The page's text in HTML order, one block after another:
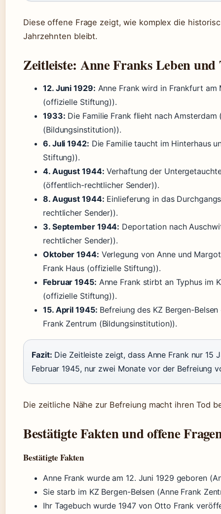
Diese offene Frage zeigt, wie komplex die
Jahrzehnten bleibt.
Zeitleiste: Anne Franks Leben und
12. Juni 1929: Anne Frank wird in Frankfurt am
(offizielle Stiftung)).
1933: Die Familie Frank flieht nach Amsterdam
(Bildungsinstitution)).
6. Juli 1942: Die Familie taucht im Hinterhaus
Stiftung)).
4. August 1944: Verhaftung der
(öffentlich-rechtlicher Sender)).
8. August 1944: Einlieferung in das
rechtlicher Sender)).
3. September 1944: Deportation nach
rechtlicher Sender)).
Oktober 1944: Verlegung von Anne und
Frank Haus (offizielle Stiftung)).
Februar 1945: Anne Frank stirbt an Typhus im
(offizielle Stiftung)).
15. April 1945: Befreiung des KZ Bergen-
Frank Zentrum (Bildungsinstitution)).
Fazit: Die Zeitleiste zeigt, dass Anne Frank nur 15
Februar 1945, nur zwei Monate vor der Befreiung
Die zeitliche Nähe zur Befreiung macht ihren Tod
Bestätigte Fakten und offene
Bestätigte Fakten
Anne Frank wurde am 12. Juni 1929 geboren
Sie starb im KZ Bergen-Belsen (Anne Frank
Ihr Tagebuch wurde 1947 von Otto Frank